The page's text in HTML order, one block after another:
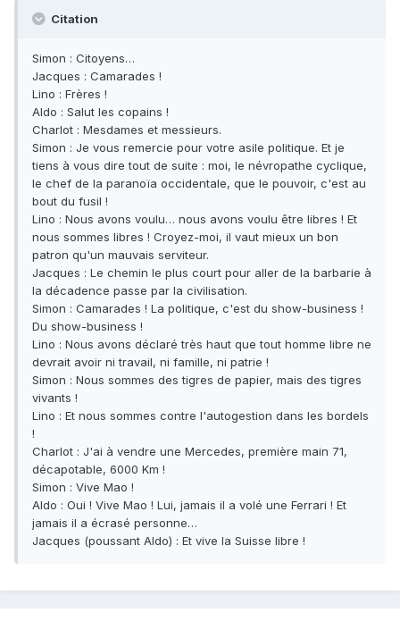
Citation
Simon : Citoyens…
Jacques : Camarades !
Lino : Frères !
Aldo : Salut les copains !
Charlot : Mesdames et messieurs.
Simon : Je vous remercie pour votre asile politique. Et je
tiens à vous dire tout de suite : moi, le névropathe cyclique,
le chef de la paranoïa occidentale, que le pouvoir, c'est au
bout du fusil !
Lino : Nous avons voulu… nous avons voulu être libres ! Et
nous sommes libres ! Croyez-moi, il vaut mieux un bon
patron qu'un mauvais serviteur.
Jacques : Le chemin le plus court pour aller de la barbarie à
la décadence passe par la civilisation.
Simon : Camarades ! La politique, c'est du show-business !
Du show-business !
Lino : Nous avons déclaré très haut que tout homme libre ne
devrait avoir ni travail, ni famille, ni patrie !
Simon : Nous sommes des tigres de papier, mais des tigres
vivants !
Lino : Et nous sommes contre l'autogestion dans les bordels
!
Charlot : J'ai à vendre une Mercedes, première main 71,
décapotable, 6000 Km !
Simon : Vive Mao !
Aldo : Oui ! Vive Mao ! Lui, jamais il a volé une Ferrari ! Et
jamais il a écrasé personne…
Jacques (poussant Aldo) : Et vive la Suisse libre !